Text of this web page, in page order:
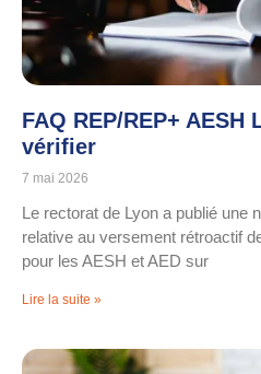
FAQ REP/REP+
vérifier
7 mai 2026
Le rectorat de Lyon a publié une
relative au versement rétroactif
pour les AESH et AED sur
Lire la suite »